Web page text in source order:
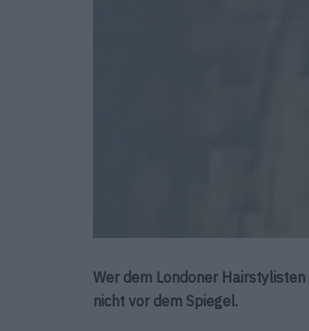
Wer dem Londoner Hairstylisten
nicht vor dem Spiegel.